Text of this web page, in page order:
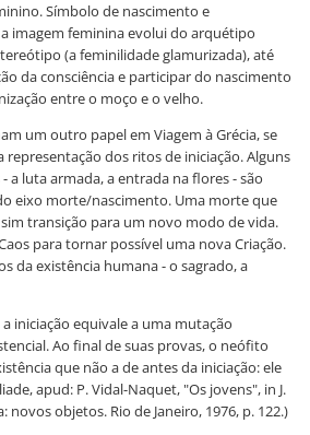
Símbolo de nascimento e
imagem feminina evolui do arquétipo
(a feminilidade glamurizada), até
da consciência e participar do nascimento
entre o moço e o velho.
um outro papel em Viagem à Grécia, se
dos ritos de iniciação. Alguns
a luta armada, a entrada na flores - são
eixo morte/nascimento. Uma morte que
transição para um novo modo de vida.
para tornar possível uma nova Criação.
da existência humana - o sagrado, a
iniciação equivale a uma mutação
Ao final de suas provas, o neófito
que não a de antes da iniciação: ele
apud: P. Vidal-Naquet, "Os jovens", in J.
novos objetos. Rio de Janeiro, 1976, p. 122.)